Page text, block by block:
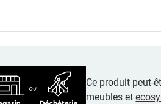
Ce produit peut-
meubles et